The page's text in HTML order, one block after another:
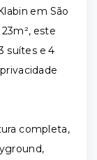
em São
este
suítes e 4
completa,